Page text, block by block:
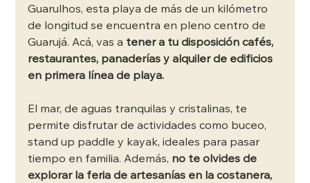
Guarulhos, esta playa de más de un kilómetro
de longitud se encuentra en pleno centro de
Guarujá. Acá, vas a tener a tu disposición cafés,
restaurantes, panaderías y alquiler de edificios
en primera línea de playa.
El mar, de aguas tranquilas y cristalinas, te
permite disfrutar de actividades como buceo,
stand up paddle y kayak, ideales para pasar
tiempo en familia. Además, no te olvides de
explorar la feria de artesanías en la costanera,